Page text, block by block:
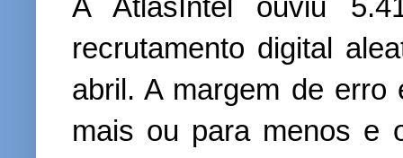
A AtlasIntel ouviu
recrutamento digital
abril. A margem de
mais ou para menos e